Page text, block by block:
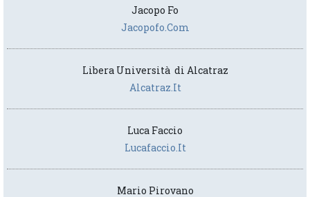
Jacopo Fo
Jacopofo.com
Libera Università di Alcatraz
Alcatraz.it
Luca Faccio
Lucafaccio.it
Mario Pirovano